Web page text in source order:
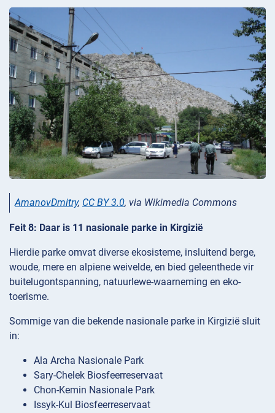
AmanovDmitry, CC BY 3.0, via Wikimedia Commons
Feit 8: Daar is 11 nasionale parke in Kirgizië
Hierdie parke omvat diverse ekosisteme, insluitend berge,
woude, mere en alpiene weivelde, en bied geleenthede vir
buitelugontspanning, natuurlewe-waarneming en eko-
toerisme.
Sommige van die bekende nasionale parke in Kirgizië sluit
in:
Ala Archa Nasionale Park
Sary-Chelek Biosfeerreservaat
Chon-Kemin Nasionale Park
Issyk-Kul Biosfeerreservaat